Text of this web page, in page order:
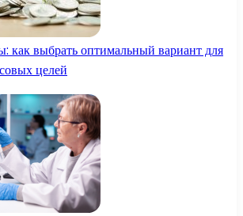
как выбрать оптимальный вариант для
целей